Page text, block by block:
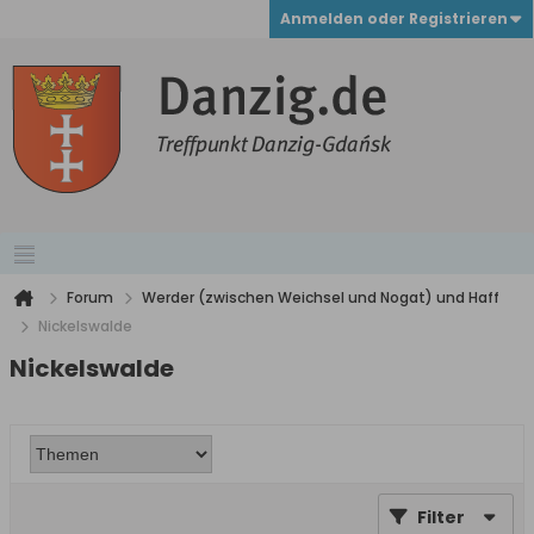
Anmelden oder Registrieren
Forum
Werder (zwischen Weichsel und Nogat) und Haff
Nickelswalde
Nickelswalde
Filter